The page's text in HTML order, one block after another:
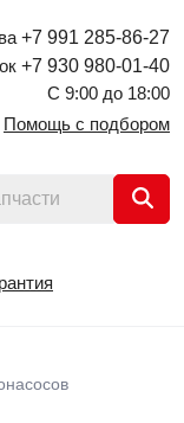
+7 991 285-86-27
+7 930 980-01-40
С 9:00 до 18:00
Помощь с подбором